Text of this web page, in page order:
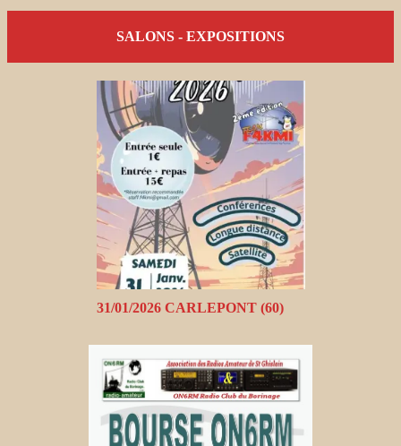
SALONS - EXPOSITIONS
31/01/2026 CARLEPONT (60)